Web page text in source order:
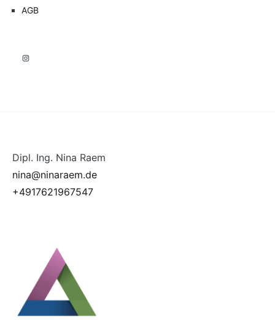
AGB
Dipl. Ing. Nina Raem
nina@ninaraem.de
+4917621967547